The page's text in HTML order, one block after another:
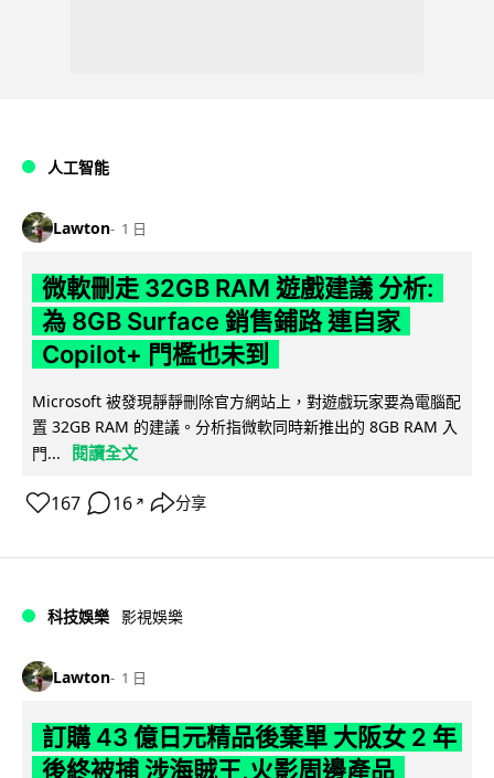
人工智能
Lawton 1 日
微軟刪走 32GB RAM 遊戲建議 分析:
為 8GB Surface 銷售鋪路 連自家
Copilot+ 門檻也未到
Microsoft 被發現靜靜刪除官方網站上，對遊戲玩家要為電腦配
置 32GB RAM 的建議。分析指微軟同時新推出的 8GB RAM 入
門...
閱讀全文
167 16 ↗ 分享
科技娛樂 影視娛樂
Lawton 1 日
訂購 43 億日元精品後棄單 大阪女 2 年
後終被捕 涉海賊王,火影周邊產品